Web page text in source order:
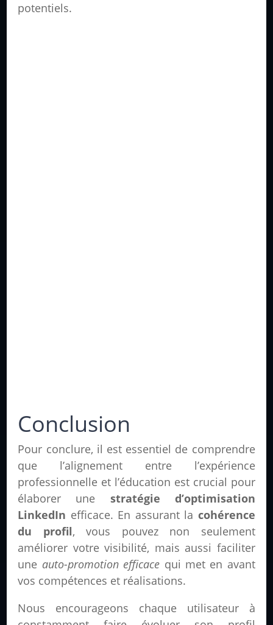
potentiels.
Conclusion
Pour conclure, il est essentiel de comprendre
que l’alignement entre l’expérience
professionnelle et l’éducation est crucial pour
élaborer une stratégie d’optimisation
LinkedIn efficace. En assurant la cohérence
du profil, vous pouvez non seulement
améliorer votre visibilité, mais aussi faciliter
une auto-promotion efficace qui met en avant
vos compétences et réalisations.
Nous encourageons chaque utilisateur à